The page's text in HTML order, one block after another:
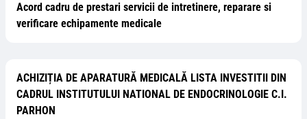
Acord cadru de prestari servicii de intretinere, reparare si
verificare echipamente medicale
ACHIZIȚIA DE APARATURĂ MEDICALĂ LISTA INVESTITII DIN
CADRUL INSTITUTULUI NATIONAL DE ENDOCRINOLOGIE C.I.
PARHON